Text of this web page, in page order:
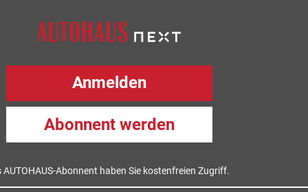
Anmelden
Abonnent werden
AUTOHAUS-Abonnent haben Sie kostenfreien Zugriff.